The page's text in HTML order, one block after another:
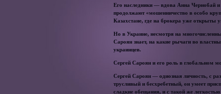
Его наследники — вдова Анна Чернобай
продолжают «мошенничество в особо
Казахстане, где на брокера уже открыты
Но в Украине, несмотря на
Сароян знает, на какие рычаги во
украинцев.
Сергей Сароян и его роль в глобальном
Сергей Сароян — одиозная личность, с
трусливый и бесхребетный, он умеет
сладкие обещания, и с такой же легкостью